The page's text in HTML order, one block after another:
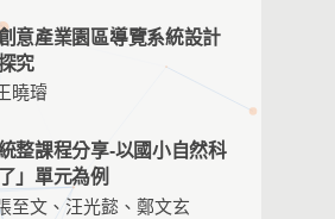
意產業園區導覽系統設計
究
曉璿
整課程分享-以國小自然科
」單元為例
至文、汪光懿、鄭文玄